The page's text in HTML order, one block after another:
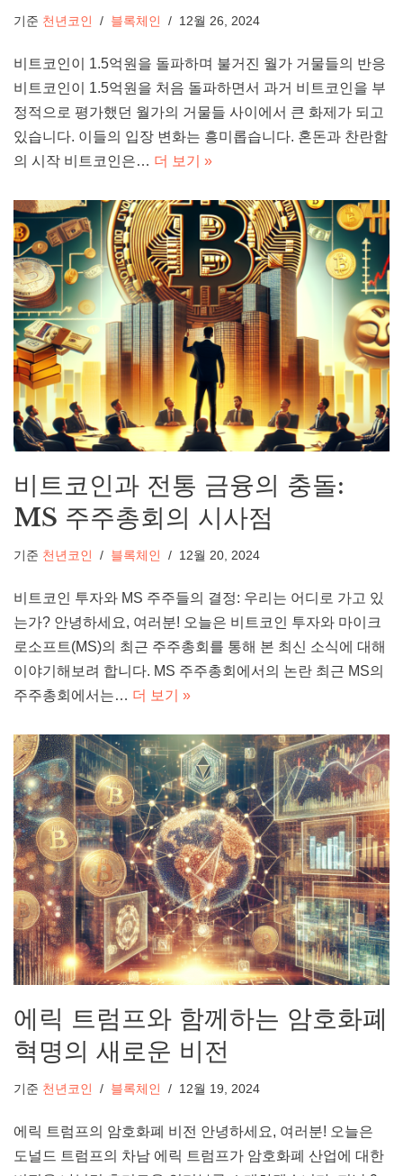
기준 천년코인 블록체인 12월 26, 2024
비트코인이 1.5억원을 돌파하며 불거진 월가 거물들의 반응
비트코인이 1.5억원을 처음 돌파하면서 과거 비트코인을 부
정적으로 평가했던 월가의 거물들 사이에서 큰 화제가 되고
있습니다. 이들의 입장 변화는 흥미롭습니다. 혼돈과 찬란함
의 시작 비트코인은… 더 보기 »
비트코인과 전통 금융의 충돌:
MS 주주총회의 시사점
기준 천년코인 블록체인 12월 20, 2024
비트코인 투자와 MS 주주들의 결정: 우리는 어디로 가고 있
는가? 안녕하세요, 여러분! 오늘은 비트코인 투자와 마이크
로소프트(MS)의 최근 주주총회를 통해 본 최신 소식에 대해
이야기해보려 합니다. MS 주주총회에서의 논란 최근 MS의
주주총회에서는… 더 보기 »
에릭 트럼프와 함께하는 암호화폐
혁명의 새로운 비전
기준 천년코인 블록체인 12월 19, 2024
에릭 트럼프의 암호화폐 비전 안녕하세요, 여러분! 오늘은
도널드 트럼프의 차남 에릭 트럼프가 암호화폐 산업에 대한